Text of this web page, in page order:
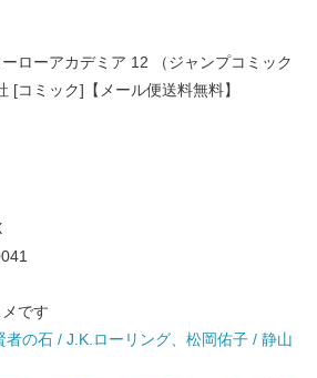
ローアカデミア 12 （ジャンプコミック
[コミック]【メール便送料無料】
です
者の石 / J.K.ローリング、松岡佑子 / 静山